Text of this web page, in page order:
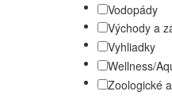
Vodopády
Východy a
Vyhliadky
Wellness/
Zoologické